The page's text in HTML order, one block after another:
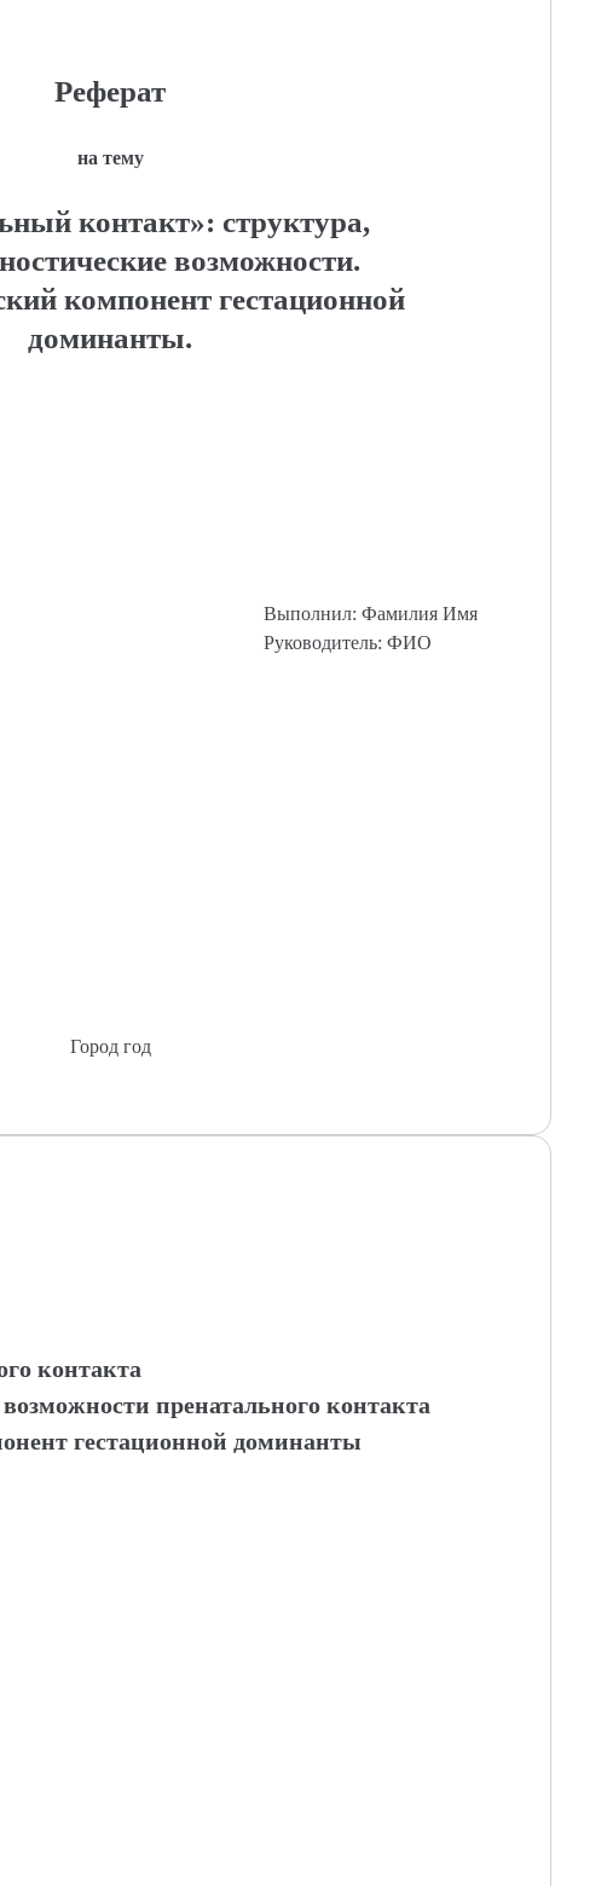
Реферат
на тему
контакт»: структура,
возможности.
компонент гестационной
доминанты.
Выполнил: Фамилия Имя
Руководитель: ФИО
Город год
контакта
пренатального контакта
гестационной доминанты